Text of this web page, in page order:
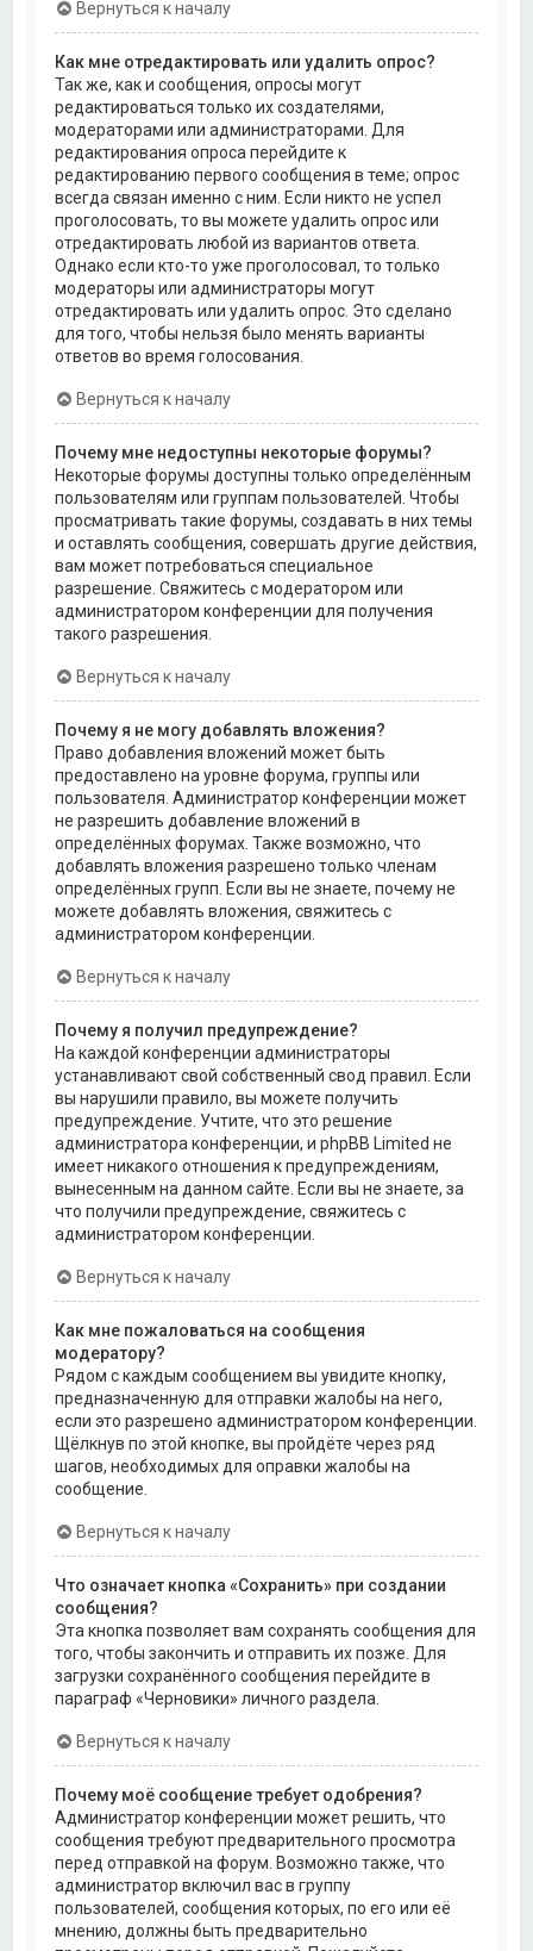
Вернуться к началу
Как мне отредактировать или удалить опрос?
Так же, как и сообщения, опросы могут
редактироваться только их создателями,
модераторами или администраторами. Для
редактирования опроса перейдите к
редактированию первого сообщения в теме; опрос
всегда связан именно с ним. Если никто не успел
проголосовать, то вы можете удалить опрос или
отредактировать любой из вариантов ответа.
Однако если кто-то уже проголосовал, то только
модераторы или администраторы могут
отредактировать или удалить опрос. Это сделано
для того, чтобы нельзя было менять варианты
ответов во время голосования.
Вернуться к началу
Почему мне недоступны некоторые форумы?
Некоторые форумы доступны только определённым
пользователям или группам пользователей. Чтобы
просматривать такие форумы, создавать в них темы
и оставлять сообщения, совершать другие действия,
вам может потребоваться специальное
разрешение. Свяжитесь с модератором или
администратором конференции для получения
такого разрешения.
Вернуться к началу
Почему я не могу добавлять вложения?
Право добавления вложений может быть
предоставлено на уровне форума, группы или
пользователя. Администратор конференции может
не разрешить добавление вложений в
определённых форумах. Также возможно, что
добавлять вложения разрешено только членам
определённых групп. Если вы не знаете, почему не
можете добавлять вложения, свяжитесь с
администратором конференции.
Вернуться к началу
Почему я получил предупреждение?
На каждой конференции администраторы
устанавливают свой собственный свод правил. Если
вы нарушили правило, вы можете получить
предупреждение. Учтите, что это решение
администратора конференции, и phpBB Limited не
имеет никакого отношения к предупреждениям,
вынесенным на данном сайте. Если вы не знаете, за
что получили предупреждение, свяжитесь с
администратором конференции.
Вернуться к началу
Как мне пожаловаться на сообщения
модератору?
Рядом с каждым сообщением вы увидите кнопку,
предназначенную для отправки жалобы на него,
если это разрешено администратором конференции.
Щёлкнув по этой кнопке, вы пройдёте через ряд
шагов, необходимых для оправки жалобы на
сообщение.
Вернуться к началу
Что означает кнопка «Сохранить» при создании
сообщения?
Эта кнопка позволяет вам сохранять сообщения для
того, чтобы закончить и отправить их позже. Для
загрузки сохранённого сообщения перейдите в
параграф «Черновики» личного раздела.
Вернуться к началу
Почему моё сообщение требует одобрения?
Администратор конференции может решить, что
сообщения требуют предварительного просмотра
перед отправкой на форум. Возможно также, что
администратор включил вас в группу
пользователей, сообщения которых, по его или её
мнению, должны быть предварительно